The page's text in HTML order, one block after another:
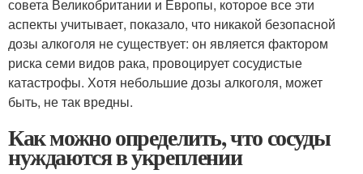
совета Великобритании и Европы, которое все эти
аспекты учитывает, показало, что никакой безопасной
дозы алкоголя не существует: он является фактором
риска семи видов рака, провоцирует сосудистые
катастрофы. Хотя небольшие дозы алкоголя, может
быть, не так вредны.
Как можно определить, что сосуды
нуждаются в укреплении